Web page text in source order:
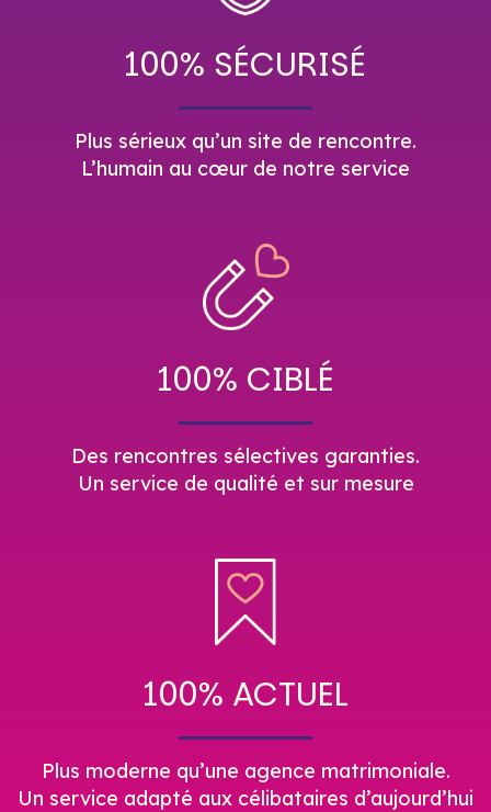
100% SÉCURISÉ
Plus sérieux qu’un site de rencontre.
L’humain au cœur de notre service
100% CIBLÉ
Des rencontres sélectives garanties.
Un service de qualité et sur mesure
100% ACTUEL
Plus moderne qu’une agence matrimoniale.
Un service adapté aux célibataires d’aujourd’hui